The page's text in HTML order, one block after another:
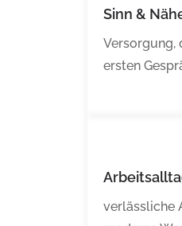
Sinn &
Versorgung,
ersten
verlässliche